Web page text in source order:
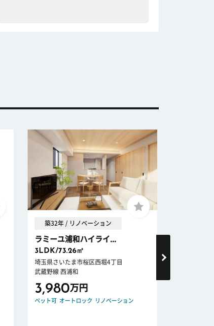
築32年 / リノベーション
ラミーユ浦和ハイライ...
3LDK/73.26㎡
埼玉県さいたま市桜区西堀4丁目
武蔵野線 西浦和
3,980万円
ペット可 オートロック リノベーション